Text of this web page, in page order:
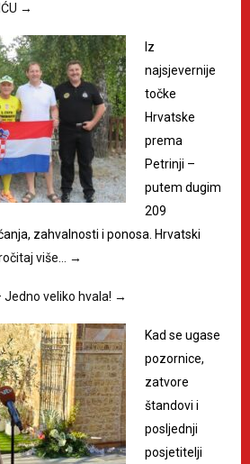
→
Iz
najsjevernije
točke
Hrvatske
prema
Petrinji –
putem dugim
209
zahvalnosti i ponosa. Hrvatski
više… →
Jedno veliko hvala! →
Kad se ugase
pozornice,
zatvore
štandovi i
posljednji
posjetitelji